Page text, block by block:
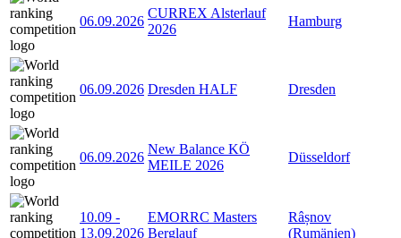
06.09.2026
CURREX Alsterlauf
2026
Hamburg
06.09.2026 Dresden HALF Dresden
06.09.2026
New Balance KÖ
MEILE 2026
Düsseldorf
10.09 -
13.09.2026
EMORRC Masters
Berglauf
Râșnov
(Rumänien)